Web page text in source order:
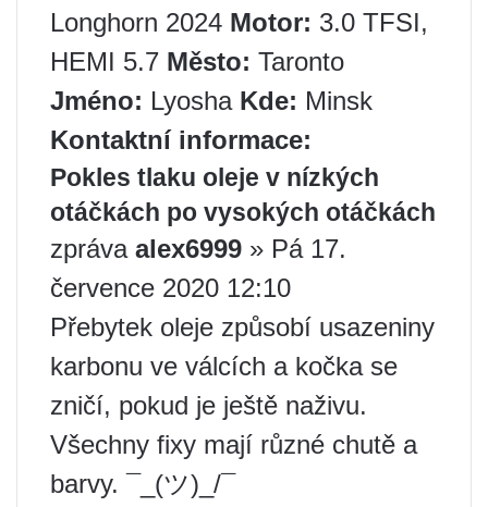
Longhorn 2024 Motor: 3.0 TFSI,
HEMI 5.7 Město: Taronto
Jméno: Lyosha Kde: Minsk
Kontaktní informace:
Pokles tlaku oleje v nízkých
otáčkách po vysokých otáčkách
zpráva alex6999 » Pá 17.
července 2020 12:10
Přebytek oleje způsobí usazeniny
karbonu ve válcích a kočka se
zničí, pokud je ještě naživu.
Všechny fixy mají různé chutě a
barvy. ¯_(ツ)_/¯